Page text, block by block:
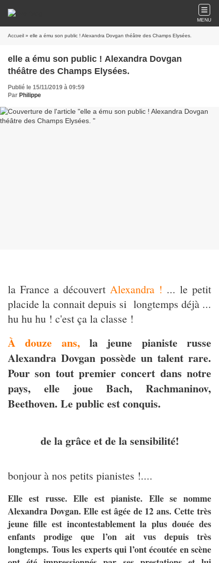
MENU
Accueil » elle a ému son public ! Alexandra Dovgan théâtre des Champs Elysées.
elle a ému son public ! Alexandra Dovgan
théâtre des Champs Elysées.
Publié le 15/11/2019 à 09:59
Par Philippe
la France a découvert Alexandra ! ... le petit
placide la connait depuis si longtemps déjà ...
hu hu hu ! c'est ça la classe !
À douze ans, la jeune pianiste russe
Alexandra Dovgan possède un talent rare.
Pour son tout premier concert dans notre
pays, elle joue Bach, Rachmaninov,
Beethoven. Le public est conquis.
de la grâce et de la sensibilité!
bonjour à nos petits pianistes !....
Elle est russe. Elle est pianiste. Elle se nomme
Alexandra Dovgan. Elle est âgée de 12 ans. Cette très
jeune fille est incontestablement la plus douée des
enfants prodige que l’on ait vus depuis très
longtemps. Tous les experts qui l’ont écoutée en scène